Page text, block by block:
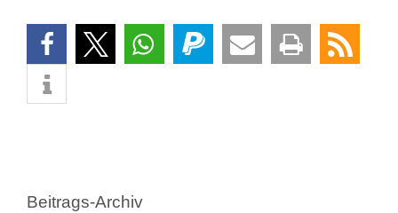
Beitrags-Archiv